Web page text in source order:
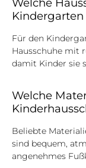
Welche
Für den
Hausschuhe mit
damit Kinder sie
Welche
Beliebte
sind bequem,
angenehmes